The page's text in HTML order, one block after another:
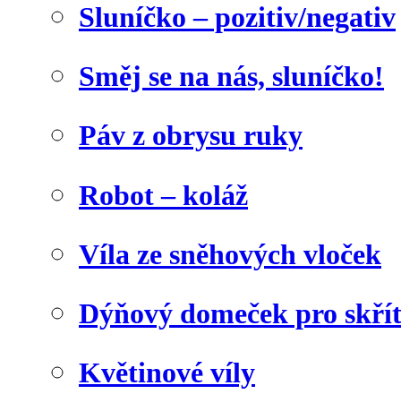
Sluníčko – pozitiv/negativ
Směj se na nás, sluníčko!
Páv z obrysu ruky
Robot – koláž
Víla ze sněhových vloček
Dýňový domeček pro
Květinové víly